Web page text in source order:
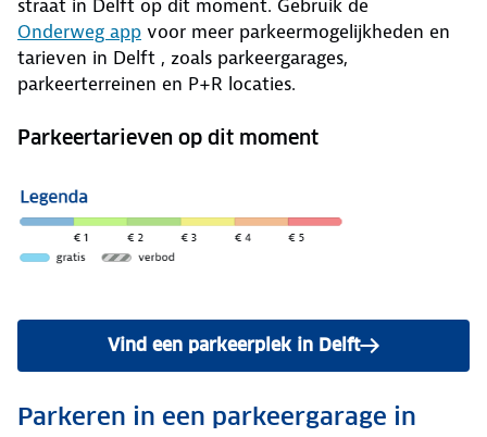
straat in Delft op dit moment. Gebruik de
Onderweg app voor meer parkeermogelijkheden en
tarieven in Delft , zoals parkeergarages,
parkeerterreinen en P+R locaties.
Parkeertarieven op dit moment
Vind een parkeerplek in Delft
Parkeren in een parkeergarage in